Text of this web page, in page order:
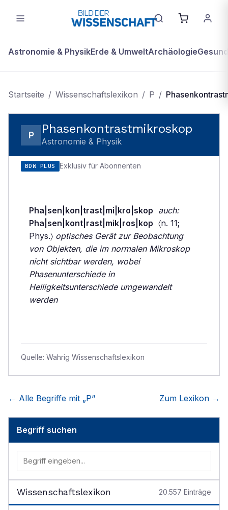
Astronomie & PhysikErde & UmweltArchäologie
Startseite / Wissenschaftslexikon / P /
P Phasenkontrastmikroskop
Astronomie & Physik
BDW PLUS Exklusiv für Abonnenten
Pha|sen|kon|trast|mi|kro|skop auch:
Pha|sen|kont|rast|mik|ros|kop 〈n. 11;
Phys.〉 optisches Gerät zur Beobachtung
von Objekten, die im normalen Mikroskop
nicht sichtbar werden, wobei
Phasenunterschiede in
Helligkeitsunterschiede umgewandelt
werden
Quelle: Wahrig Wissenschaftslexikon
← Alle Begriffe mit „P“ Zum Lexikon →
Begriff suchen
Wissenschaftslexikon 20.557 Einträge